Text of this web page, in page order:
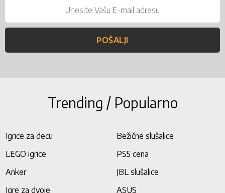
POŠALJI
Trending / Popularno
Igrice za decu
Bežične slušalice
LEGO igrice
PS5 cena
Anker
JBL slušalice
Igre za dvoje
ASUS